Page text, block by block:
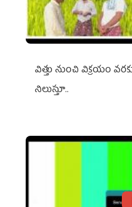
విత్తు నుంచి విక్రయం
నిలుస్తూ..